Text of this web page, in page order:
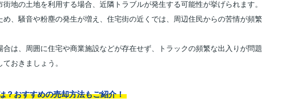
地の土地を利用する場合、近隣トラブルが発生する可能性が挙げられます。
、騒音や粉塵の発生が増え、住宅街の近くでは、周辺住民からの苦情が頻繁
は、周囲に住宅や商業施設などが存在せず、トラックの頻繁な出入りが問題
おきましょう。
？おすすめの売却方法もご紹介！